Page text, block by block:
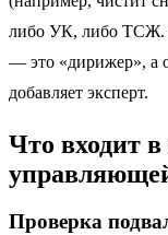
либо УК, либо ТСЖ.
— это «дирижер», а
добавляет эксперт.
Что входит в
Проверка